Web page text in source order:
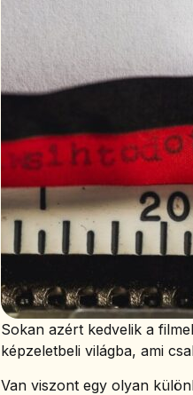
Sokan azért kedvelik a
képzeletbeli világba, ami
Van viszont egy olyan